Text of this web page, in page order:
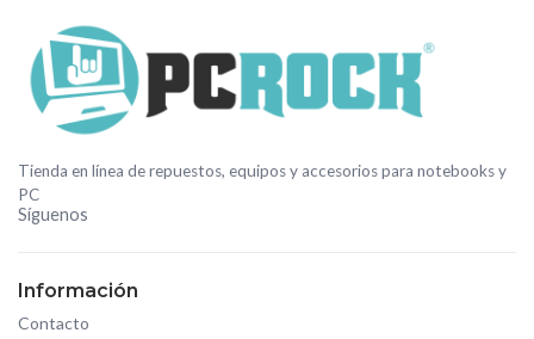
Tienda en línea de repuestos, equipos y accesorios para notebooks y
PC
Síguenos
Información
Contacto